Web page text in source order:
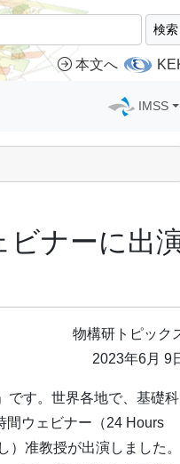
検索
本文へ
IMSS
ビナーに出
物構研トピック
2023年6月 9
です。世界各地で、基礎科
間ウェビナー（24 Hours
准教授が出演しました。